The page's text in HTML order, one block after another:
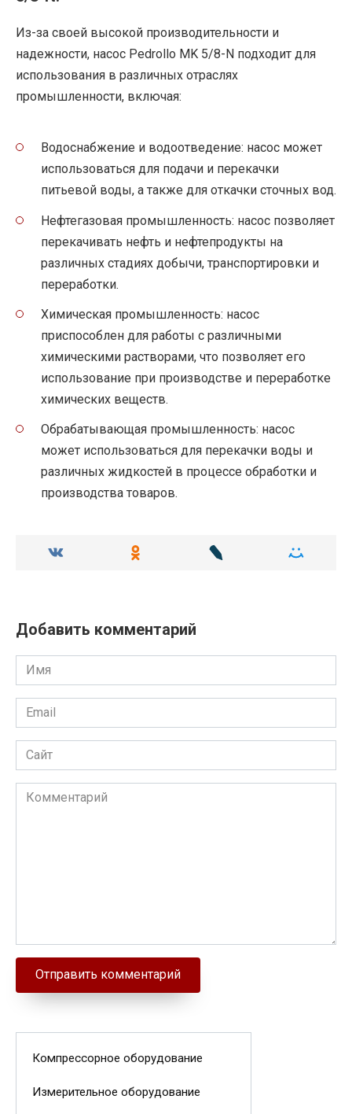
Из-за своей высокой производительности и
надежности, насос Pedrollo MK 5/8-N подходит для
использования в различных отраслях
промышленности, включая:
Водоснабжение и водоотведение: насос может
использоваться для подачи и перекачки
питьевой воды, а также для откачки сточных вод.
Нефтегазовая промышленность: насос позволяет
перекачивать нефть и нефтепродукты на
различных стадиях добычи, транспортировки и
переработки.
Химическая промышленность: насос
приспособлен для работы с различными
химическими растворами, что позволяет его
использование при производстве и переработке
химических веществ.
Обрабатывающая промышленность: насос
может использоваться для перекачки воды и
различных жидкостей в процессе обработки и
производства товаров.
Добавить комментарий
Имя
Email
Сайт
Комментарий
Компрессорное оборудование
Измерительное оборудование